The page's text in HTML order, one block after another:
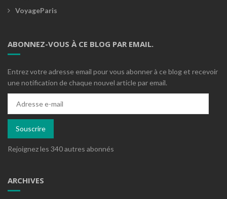
VoyageParis
ABONNEZ-VOUS À CE BLOG PAR EMAIL.
Entrez votre adresse email pour vous abonner à ce blog et recevoir
une notification de chaque nouvel article par email.
mail
Souscrire
Rejoignez les 340 autres abonnés
ARCHIVES